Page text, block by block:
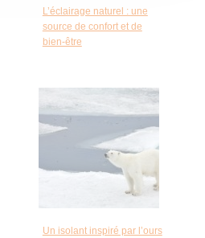
L’éclairage naturel : une
source de confort et de
bien-être
Un isolant inspiré par l’ours